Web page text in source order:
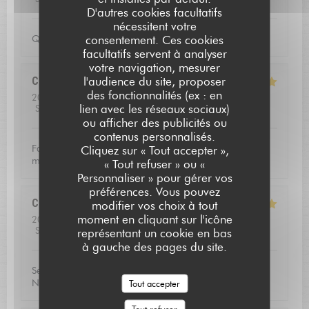
D'autres cookies facultatifs
nécessitent votre
consentement. Ces cookies
facultatifs servent à analyser
votre navigation, mesurer
l'audience du site, proposer
des fonctionnalités (ex : en
lien avec les réseaux sociaux)
ou afficher des publicités ou
contenus personnalisés.
Cliquez sur « Tout accepter »,
« Tout refuser » ou «
Personnaliser » pour gérer vos
préférences. Vous pouvez
modifier vos choix à tout
moment en cliquant sur l'icône
représentant un cookie en bas
à gauche des pages du site.
Tout accepter
Qualite de l'accueil
Christoffer N
2026-07-23
- 13:15 - Couverts 2
Service
Ambiance 4/5 Cuisine: 5 /5 Qualité / Prix
Fantastic food and good service. Defininetly worth a
michelin star
Catherine
2026-07-16- 20:00 - Couverts 3
Service
/5 Ambiance: 5/5 Cuisine: 5/5 Qualité / Prix
Service excellent, la qualité du repas était exceptionnel.
Nous avons passé une soirée très agréable!
L'AUBERGE SAINT JEAN